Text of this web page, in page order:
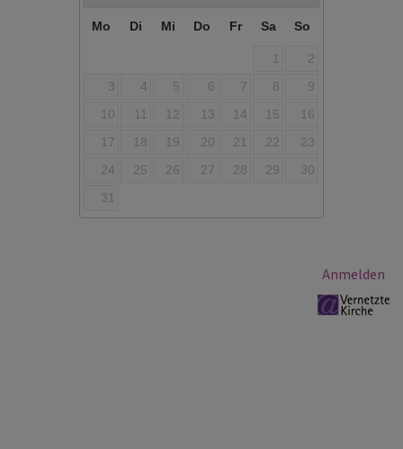
Mo Di Mi Do Fr Sa So
1
2
3
4 5 6 7 8
9
10
11 12 13 14 15
16
17
18 19 20 21 22
23
24
25 26 27 28 29
30
31
Anmelden